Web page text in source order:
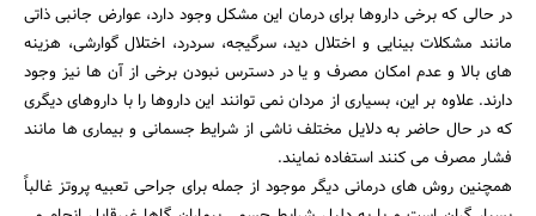
در حالی که برخی داروها برای درمان این مشکل وجود دارد، عوارض جانبی ذاتی
مانند مشکلات بینایی و اختلال دید، سرگیجه، سردرد، اختلال گوارشی، هزینه
های بالا و عدم امکان مصرف و یا در دسترس نبودن برخی از آن ها نیز وجود
دارند. علاوه بر این، بسیاری از مردان نمی توانند این داروها را با داروهای دیگری
که در حال حاضر به دلایل مختلف ناشی از شرایط جسمانی و بیماری ها مانند
فشار مصرف می کنند استفاده نمایند.
همچنین روش های درمانی دیگر موجود از جمله برای جراحی تعبیه پروتز غالباً